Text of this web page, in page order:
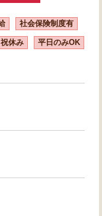
社会保険制度有
休み 平日のみOK